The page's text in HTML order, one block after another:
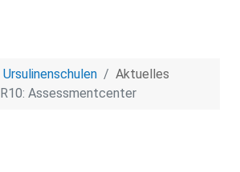
Ursulinenschulen
Aktuelles
R10: Assessmentcenter